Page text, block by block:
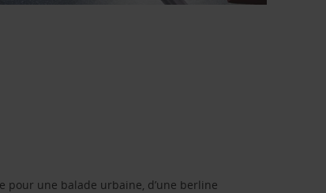
pour une balade urbaine, d’une berline